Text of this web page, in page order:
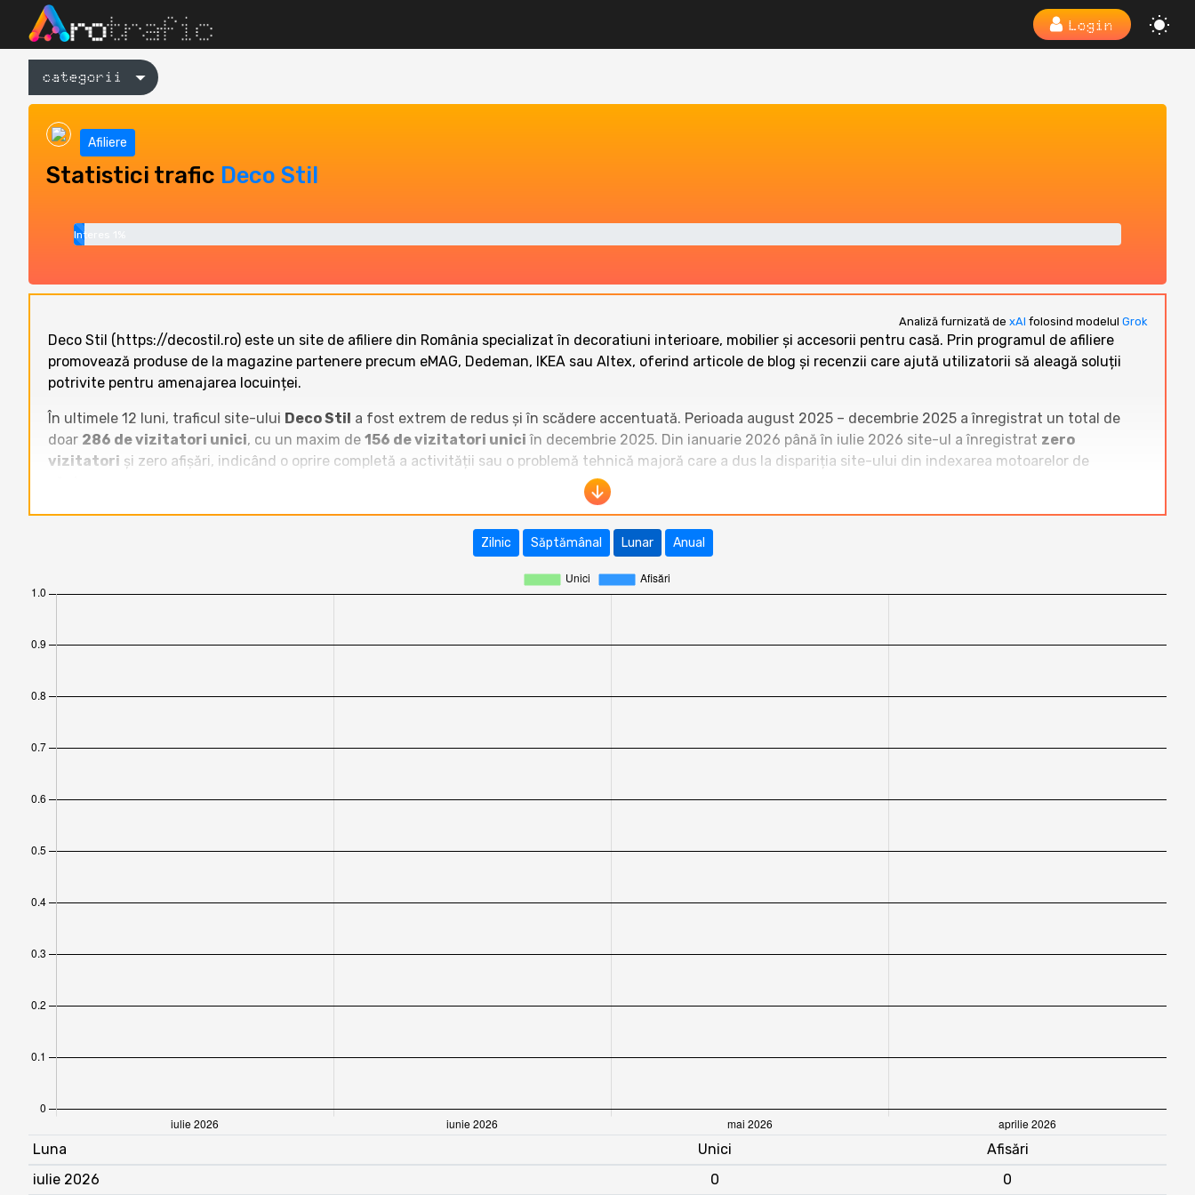
Login
categorii
Afiliere
Statistici trafic Deco Stil
Interes 1%
Analiză furnizată de xAI folosind modelul Grok
Deco Stil (https://decostil.ro) este un site de afiliere din România specializat în decoratiuni interioare, mobilier și accesorii pentru casă. Prin programul de afiliere
promovează produse de la magazine partenere precum eMAG, Dedeman, IKEA sau Altex, oferind articole de blog și recenzii care ajută utilizatorii să aleagă soluții
potrivite pentru amenajarea locuinței.
În ultimele 12 luni, traficul site-ului Deco Stil a fost extrem de redus și în scădere accentuată. Perioada august 2025 – decembrie 2025 a înregistrat un total de
doar 286 de vizitatori unici, cu un maxim de 156 de vizitatori unici în decembrie 2025. Din ianuarie 2026 până în iulie 2026 site-ul a înregistrat zero
vizitatori și zero afișări, indicând o oprire completă a activității sau o problemă tehnică majoră care a dus la dispariția site-ului din indexarea motoarelor de
Raportat la celelalte site-uri din categoriaAfiliere, Deco Stil se situează pe ultimul loc ca performanță. Site-uri cawww.bf.ro(peste 20.000–35.000 vizitatori
(1.200–4.600 vizitatori unici/lună) sauwww.descoperabuzaul.ro
https://decostil.roeste negativă și dramatică, trecând de la un trafic deja mic în 2025 la absență totală în
2026, în timp ce competiția din aceeași categorie menține sau chiar crește traficul, ceea ce indică o pierdere completă de vizibilitate și relevanță în nișa de afiliere.
Zilnic Săptămânal Lunar Anual
Luna Unici
Afisări
iulie 2026
0 0